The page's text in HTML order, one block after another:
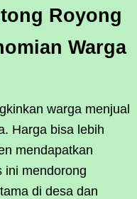
Royong
Warga
warga menjual
Harga bisa lebih
mendapatkan
ini mendorong
di desa dan